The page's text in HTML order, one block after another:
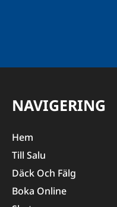
NAVIGERING
Hem
Till Salu
Däck Och Fälg
Boka Online